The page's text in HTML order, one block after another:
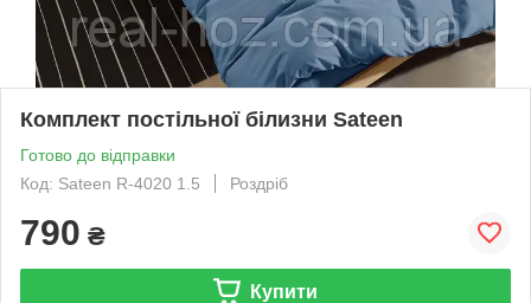
Комплект постільної білизни Sateen
Готово до відправки
Код: Sateen R-4020 1.5
Роздріб
790 ₴
Купити